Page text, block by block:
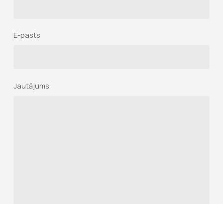
E-pasts
Jautājums